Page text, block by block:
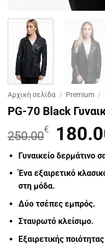
Αρχική σελίδα / Premium /
PG-70 Black
250.00€
Original
price
was:
250.00€.
Γυναικείο δερμάτινο
Ένα εξαιρετικό
στη μόδα.
Δύο τσέπες εμπρός.
Σταυρωτό κλείσιμο.
Εξαιρετικής